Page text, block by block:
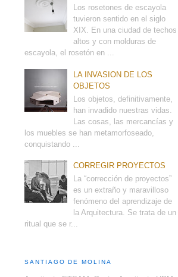
Los rosetones de escayola
tuvieron sentido en el siglo
XIX. En una ciudad de techos
altos y con molduras de
escayola, el rosetón en ...
LA INVASION DE LOS
OBJETOS
Los objetos, definitivamente,
han invadido nuestras vidas.
Las cosas, las mercancías y
los muebles se han metamorfoseado,
conquistando ...
CORREGIR PROYECTOS
La “corrección de proyectos”
es un extraño y maravilloso
fenómeno del aprendizaje de
la Arquitectura. Se trata de un
ritual que se r...
SANTIAGO DE MOLINA